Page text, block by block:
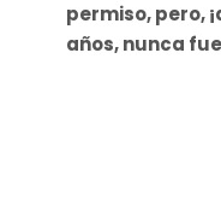
permiso, pero,
años, nunca